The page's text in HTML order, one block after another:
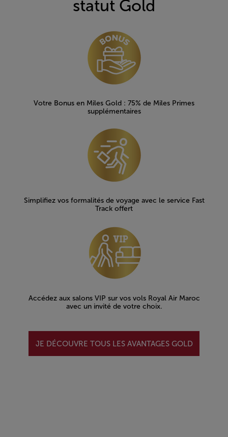
statut Gold
Votre Bonus en Miles Gold : 75% de Miles Primes
supplémentaires
Simplifiez vos formalités de voyage avec le service Fast
Track offert
Accédez aux salons VIP sur vos vols Royal Air Maroc
avec un invité de votre choix.
JE DÉCOUVRE TOUS LES AVANTAGES GOLD